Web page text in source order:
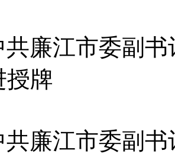
廉江市委副
授牌
廉江市委副